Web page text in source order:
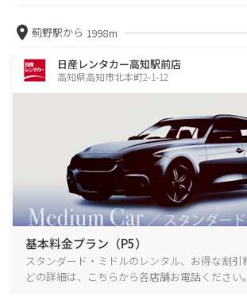
薊野駅から 1998m
日産レンタカー高知駅前店
高知県高知市北本町2-1-12
基本料金プラン（P5）
スタンダード・ミドルのレンタル、お得な割引
どの詳細は、こちらから各店舗お電話ください。